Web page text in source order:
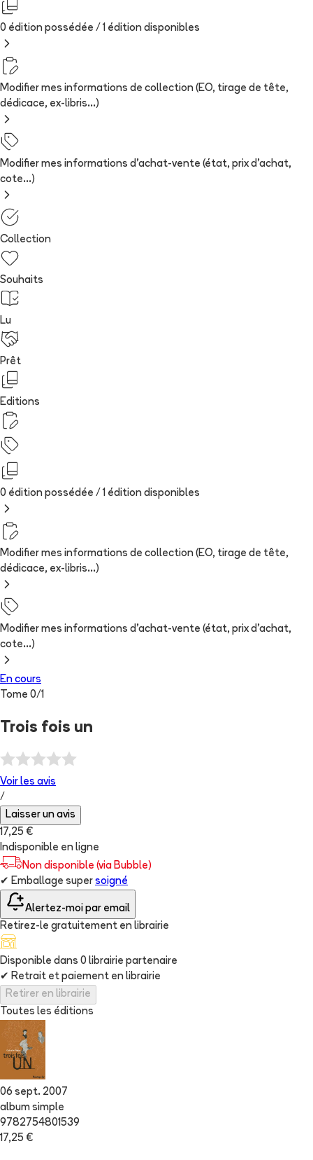
0 édition possédée / 1 édition disponibles
Modifier mes informations de collection (EO, tirage de tête,
dédicace, ex-libris...)
Modifier mes informations d'achat-vente (état, prix d'achat,
cote...)
Collection
Souhaits
Lu
Prêt
Editions
0 édition possédée / 1 édition disponibles
Modifier mes informations de collection (EO, tirage de tête,
dédicace, ex-libris...)
Modifier mes informations d'achat-vente (état, prix d'achat,
cote...)
En cours
Tome 0/1
Trois fois un
Voir les avis
/
Laisser un avis
17,25 €
Indisponible en ligne
Non disponible (via Bubble)
✔ Emballage super soigné
Alertez-moi par email
Retirez-le gratuitement en librairie
Disponible dans 0 librairie partenaire
✔ Retrait et paiement en librairie
Retirer en librairie
Toutes les éditions
06 sept. 2007
album simple
9782754801539
17,25 €